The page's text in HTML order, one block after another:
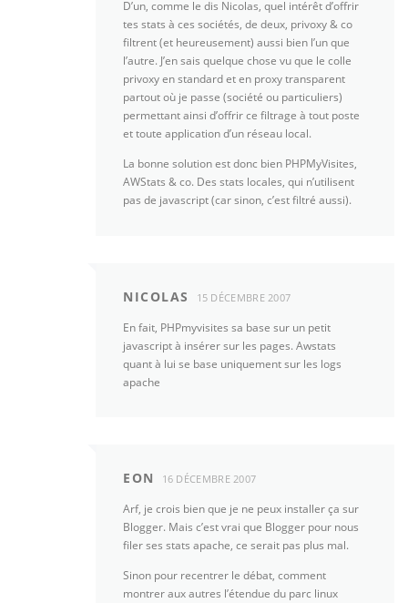
D’un, comme le dis Nicolas, quel intérêt d’offrir
tes stats à ces sociétés, de deux, privoxy & co
filtrent (et heureusement) aussi bien l’un que
l’autre. J’en sais quelque chose vu que le colle
privoxy en standard et en proxy transparent
partout où je passe (société ou particuliers)
permettant ainsi d’offrir ce filtrage à tout poste
et toute application d’un réseau local.
La bonne solution est donc bien PHPMyVisites,
AWStats & co. Des stats locales, qui n’utilisent
pas de javascript (car sinon, c’est filtré aussi).
NICOLAS 15 DÉCEMBRE 2007
En fait, PHPmyvisites sa base sur un petit
javascript à insérer sur les pages. Awstats
quant à lui se base uniquement sur les logs
apache
EON 16 DÉCEMBRE 2007
Arf, je crois bien que je ne peux installer ça sur
Blogger. Mais c’est vrai que Blogger pour nous
filer ses stats apache, ce serait pas plus mal.
Sinon pour recentrer le débat, comment
montrer aux autres l’étendue du parc linux